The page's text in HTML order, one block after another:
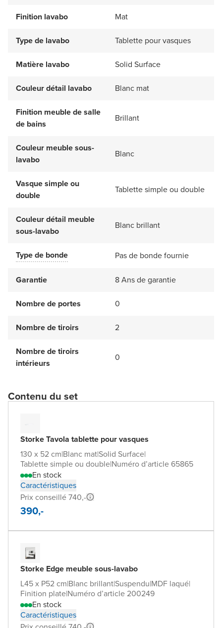
Finition lavabo Mat
Type de lavabo Tablette pour vasques
Matière lavabo Solid Surface
Couleur détail lavabo Blanc mat
Finition meuble de salle
de bains
Brillant
Couleur meuble sous-
lavabo
Blanc
Vasque simple ou
double
Tablette simple ou double
Couleur détail meuble
sous-lavabo
Blanc brillant
Type de bonde Pas de bonde fournie
Garantie 8 Ans de garantie
Nombre de portes 0
Nombre de tiroirs 2
Nombre de tiroirs
intérieurs
0
Contenu du set
Storke Tavola tablette pour vasques
130 x 52 cm|Blanc mat|Solid Surface|
Tablette simple ou double|Numéro d’article 65865
En stock
Caractéristiques
Prix conseillé 740,-
390,-
Storke Edge meuble sous-lavabo
L45 x P52 cm|Blanc brillant|Suspendu|MDF laqué|
Finition plate|Numéro d’article 200249
En stock
Caractéristiques